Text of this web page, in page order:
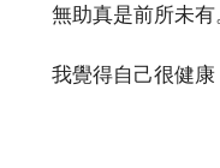
無助真是前所未
我覺得自己很健